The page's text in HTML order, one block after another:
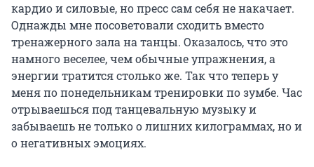
кардио и силовые, но пресс сам себя не накачает.
Однажды мне посоветовали сходить вместо
тренажерного зала на танцы. Оказалось, что это
намного веселее, чем обычные упражнения, а
энергии тратится столько же. Так что теперь у
меня по понедельникам тренировки по зумбе. Час
отрываешься под танцевальную музыку и
забываешь не только о лишних килограммах, но и
о негативных эмоциях.